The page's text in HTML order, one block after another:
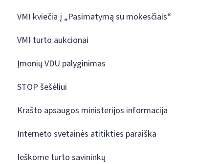
VMI kviečia į „Pasimatymą su mokesčiais“
VMI turto aukcionai
Įmonių VDU palyginimas
STOP šešėliui
Krašto apsaugos ministerijos informacija
Interneto svetainės atitikties paraiška
Ieškome turto savininkų